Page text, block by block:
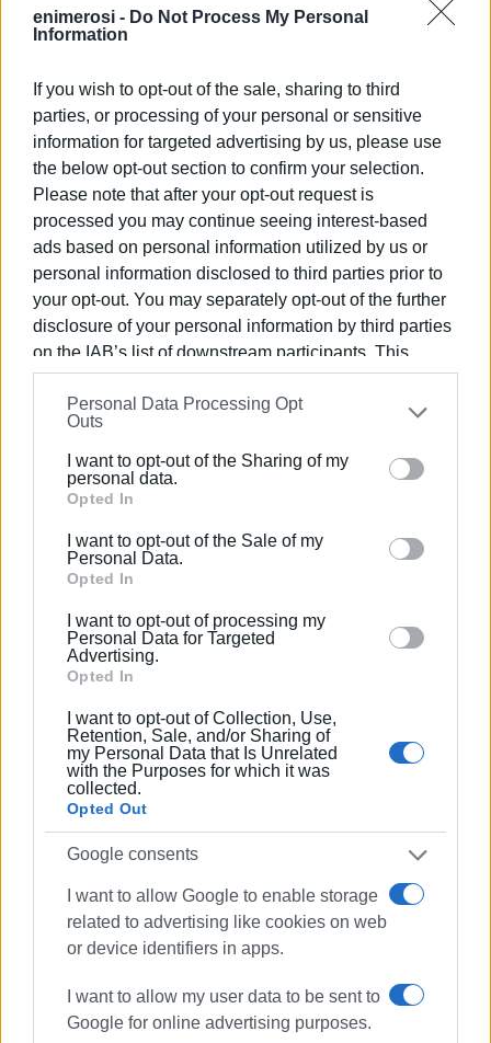
enimerosi - Do Not Process My Personal
Information
If you wish to opt-out of the sale, sharing to third
parties, or processing of your personal or sensitive
information for targeted advertising by us, please use
the below opt-out section to confirm your selection.
Please note that after your opt-out request is
processed you may continue seeing interest-based
ads based on personal information utilized by us or
personal information disclosed to third parties prior to
your opt-out. You may separately opt-out of the further
disclosure of your personal information by third parties
on the IAB’s list of downstream participants. This
information may also be disclosed by us to third parties
on theIAB’s List of Downstream Participants
that may
further disclose it to other third parties.
Please note that this website/app uses one or more
Google services and may gather and store information
behaviour. You may click to grant or deny consent to
Google and its third-party tags to use your data for
section.
Personal Data Processing Opt
Outs
I want to opt-out of the Sharing of my
personal data.
Opted In
I want to opt-out of the Sale of my
Personal Data.
Opted In
I want to opt-out of processing my
Personal Data for Targeted
Advertising.
Opted In
I want to opt-out of Collection, Use,
Retention, Sale, and/or Sharing of
my Personal Data that Is Unrelated
with the Purposes for which it was
collected.
Opted Out
Google consents
I want to allow Google to enable storage
related to advertising like cookies on web
or device identifiers in apps.
I want to allow my user data to be sent to
Google for online advertising purposes.
ΓΙΩΡΓΟΣ ΚΑΤΣΑΪΤΗΣ
Είναι ο εκδότης - διευθυντής της Ενημέρωσης.
Έχει σπουδάσει και εργαστεί ως μηχανικός και
ηλεκτρονικός. Δημοσιογραφεί από τις αρχές της
δεκαετίας του 1980. Έχει συνεργαστεί με σχεδόν
όλες τις αθηναϊκές εφημερίδες. Διετέλεσε
πρόεδρος του Συνδέσμου Ημερησίων
Περιφερειακών Εφημερίδων, τον οποίον
υπηρέτησε και από τη θέση του γενικού
γραμματέα στο δ.σ. επί οκτώ χρόνια. Πιστεύει
πως η ισχυρότερη ιδιότητα του δημοσιογράφου
στην ενημέρωση είναι το ενδιαφέρον του για τα
κοινά και στην επικοινωνία η έντιμη και
ανιδιοτελής διαμεσολάβηση.
Ακολουθήστε το enimerosi στοFacebook